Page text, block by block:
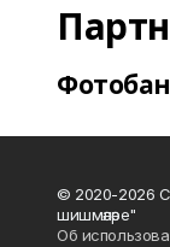
© 2020-2026
шишмәләре"
Об